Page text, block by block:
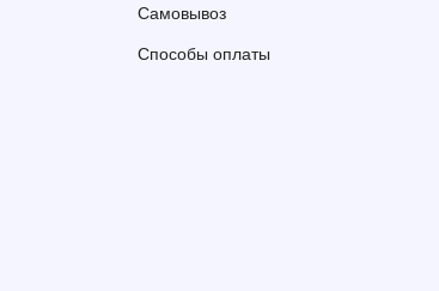
Самовывоз
Способы оплаты